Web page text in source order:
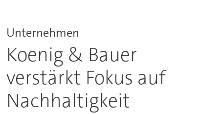
Unternehmen
Koenig & Bauer
verstärkt Fokus auf
Nachhaltigkeit